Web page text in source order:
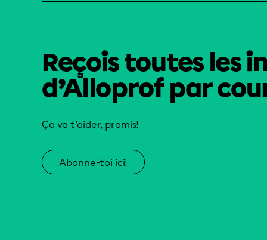
Reçois toutes les
d’Alloprof par
Ça va t’aider, promis!
Abonne-toi ici!